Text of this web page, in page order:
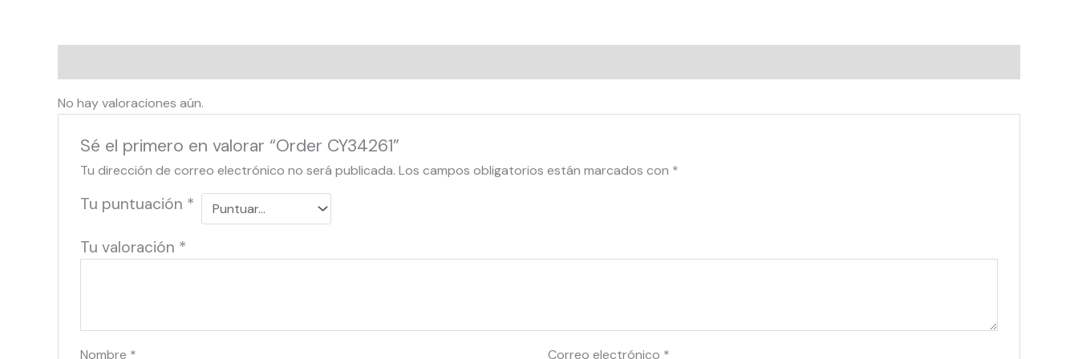
No hay valoraciones aún.
Sé el primero en valorar “Order CY34261”
Tu dirección de correo electrónico no será publicada. Los campos obligatorios están marcados con *
Tu puntuación *
Tu valoración *
Nombre * Correo electrónico *